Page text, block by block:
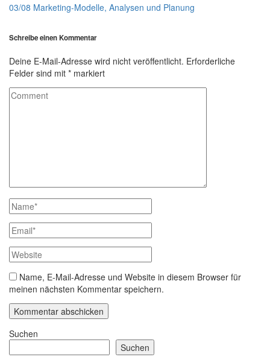
03/08 Marketing-Modelle, Analysen und Planung
Schreibe einen Kommentar
Deine E-Mail-Adresse wird nicht veröffentlicht. Erforderliche
Felder sind mit * markiert
Name, E-Mail-Adresse und Website in diesem Browser für
meinen nächsten Kommentar speichern.
Suchen
Suchen